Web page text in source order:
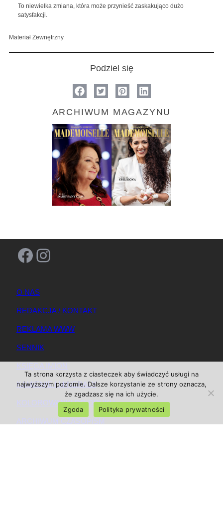
To niewielka zmiana, która może przynieść zaskakująco dużo
satysfakcji.
Materiał Zewnętrzny
Podziel się
ARCHIWUM MAGAZYNU
Facebook Instagram
O NAS
REDAKCJA / KONTAKT
REKLAMA WWW
SENNIK
KSIĘGA IMION
KAMIENIE I MINERAŁY
KOLOROWANKI DO DRUKU
ARCHIWUM CZASOPISM
Ta strona korzysta z ciasteczek aby świadczyć usługi na
najwyższym poziomie. Dalsze korzystanie ze strony oznacza,
że zgadzasz się na ich użycie.
Zgoda
Polityka prywatności